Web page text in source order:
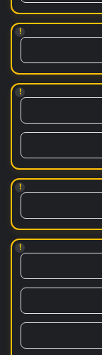
!
!
!
!